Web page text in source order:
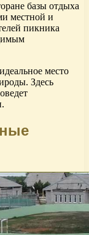
базы отдыха
местной и
пикника
место
Здесь